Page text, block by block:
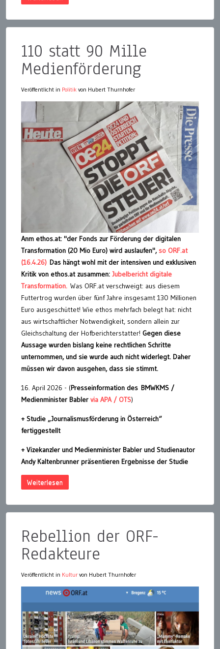
110 statt 90 Mille
Medienförderung
Veröffentlicht in Politik von Hubert Thurnhofer
Anm ethos.at: "der Fonds zur Förderung der digitalen
Transformation (20 Mio Euro) wird auslaufen", so ORF.at
(16.4.26) Das hängt wohl mit der intensiven und exklusiven
Kritik von ethos.at zusammen: Jubelbericht digitale
Transformation. Was ORF.at verschweigt: aus diesem
Futtertrog wurden über fünf Jahre insgesamt 130 Millionen
Euro ausgeschüttet! Wie ethos mehrfach belegt hat: nicht
aus wirtschaftlicher Notwendigkeit, sondern allein zur
Gleichschaltung der Hofberichterstatter! Gegen diese
Aussage wurden bislang keine rechtlichen Schritte
unternommen, und sie wurde auch nicht widerlegt. Daher
müssen wir davon ausgehen, dass sie stimmt.
16. April 2026 - (Presseinformation des BMWKMS /
Medienminister Babler via APA / OTS)
+ Studie „Journalismusförderung in Österreich“
fertiggestellt
+ Vizekanzler und Medienminister Babler und Studienautor
Andy Kaltenbrunner präsentieren Ergebnisse der Studie
Weiterlesen
Rebellion der ORF-
Redakteure
Veröffentlicht in Kultur von Hubert Thurnhofer